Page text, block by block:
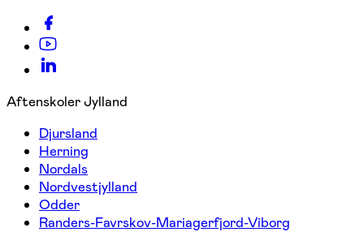
Aftenskoler Jylland
Djursland
Herning
Nordals
Nordvestjylland
Odder
Randers-Favrskov-Mariagerfjord-Viborg